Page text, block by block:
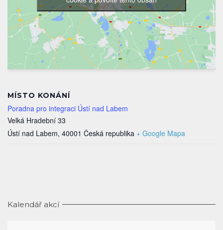
MÍSTO KONÁNÍ
Poradna pro integraci Ústí nad Labem
Velká Hradební 33
Ústí nad Labem, 40001 Česká republika + Google Mapa
Kalendář akcí